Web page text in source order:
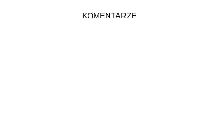
KOMENTARZE